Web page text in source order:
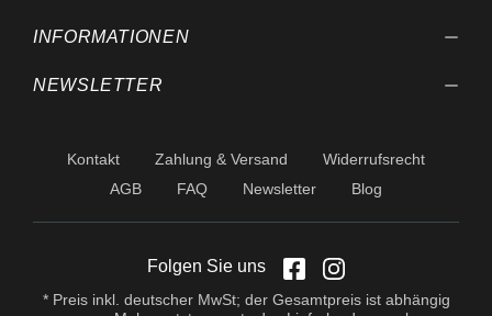
INFORMATIONEN
NEWSLETTER
Kontakt Zahlung & Versand
Widerrufsrecht
AGB
FAQ Newsletter Blog
Folgen Sie uns
* Preis inkl. deutscher MwSt; der Gesamtpreis ist abhängig